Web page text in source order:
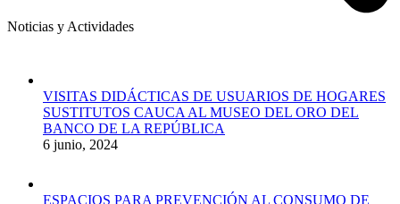
Noticias y Actividades
VISITAS DIDÁCTICAS DE USUARIOS DE HOGARES
SUSTITUTOS CAUCA AL MUSEO DEL ORO DEL
BANCO DE LA REPÚBLICA
6 junio, 2024
ESPACIOS PARA PREVENCIÓN AL CONSUMO DE